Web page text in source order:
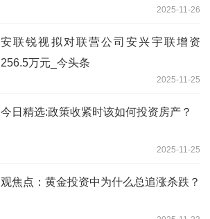
2025-11-26
安联锐视拟对联营公司安兴宇联增资
256.5万元_今头条
2025-11-25
今日精选:政策收紧时该如何投资房产？
2025-11-25
观焦点：黄金投资中为什么总追涨杀跌？